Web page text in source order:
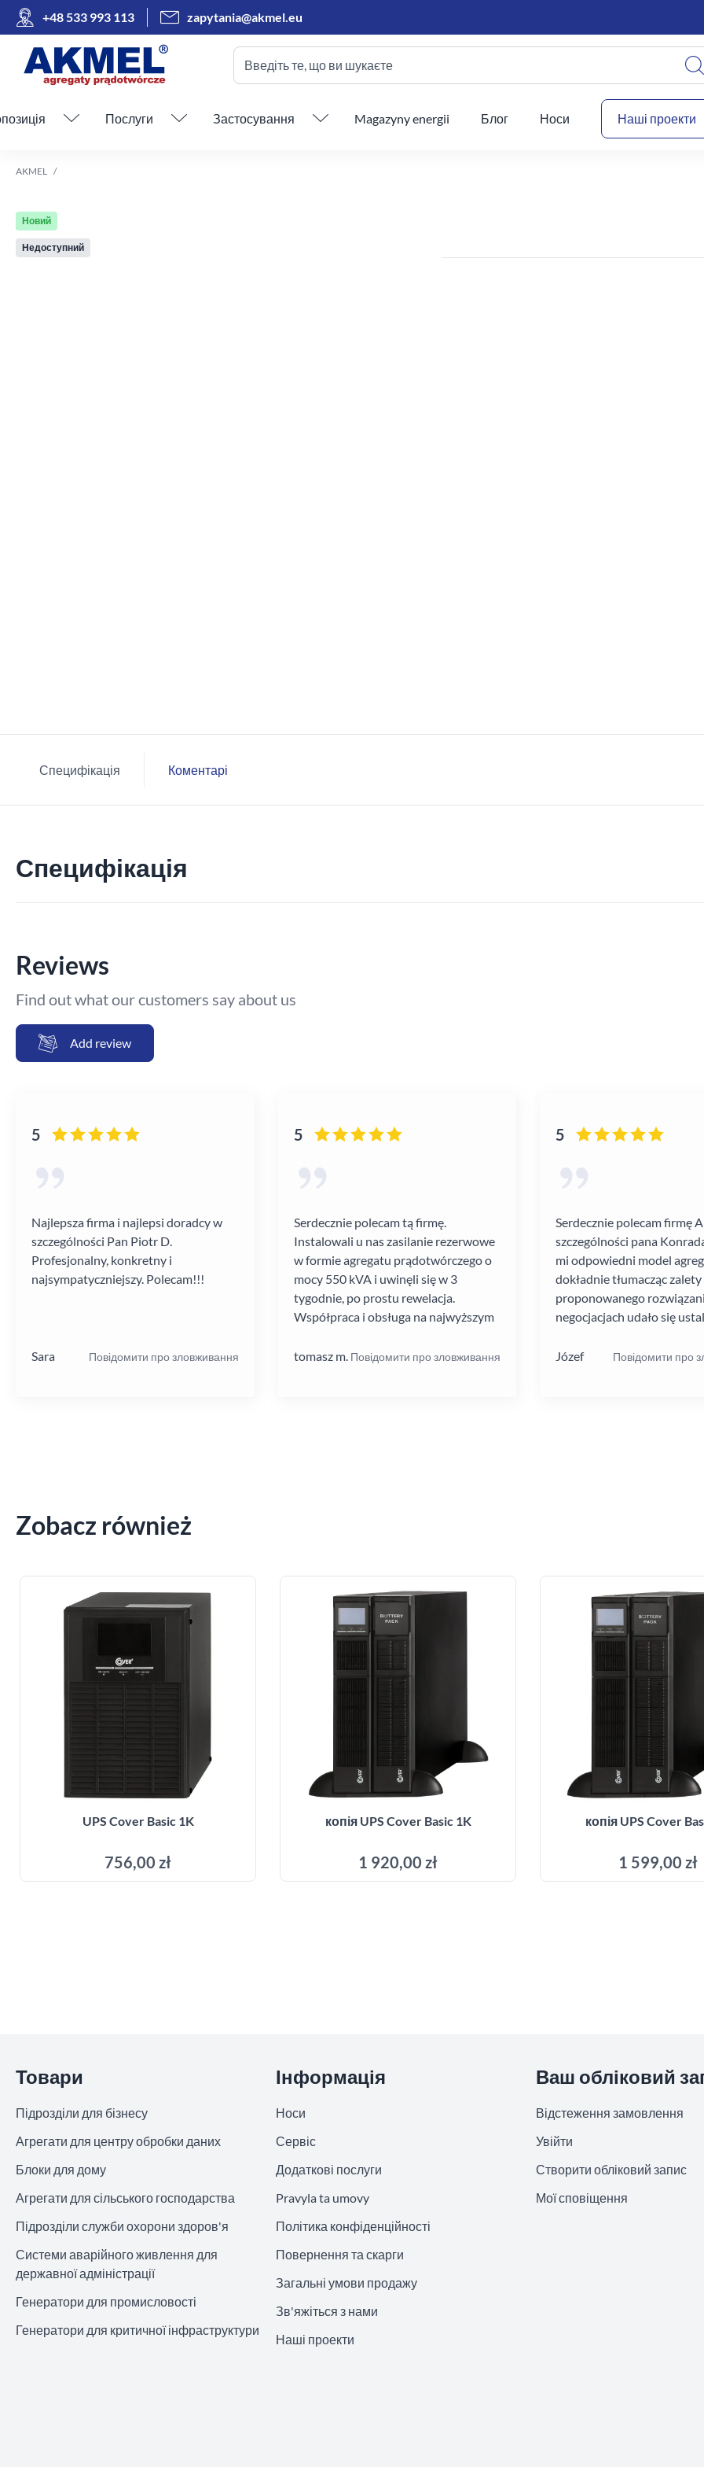
+48 533 993 113 zapytania@akmel.eu
Введіть те, що ви шукаєте
Пропустити меню
Послуги Застосування Magazyny energii Блог Носи Наші проекти
AKMEL
Новий
Недоступний
Специфікація Коментарі
Специфікація
Reviews
Find out what our customers say about us
Add review
5
Najlepsza firma i najlepsi doradcy w
szczególności Pan Piotr D.
Profesjonalny, konkretny i
najsympatyczniejszy. Polecam!!!
Sara Повідомити про зловживання
5
Serdecznie polecam tą firmę.
Instalowali u nas zasilanie rezerwowe
w formie agregatu prądotwórczego o
mocy 550 kVA i uwinęli się w 3
tygodnie, po prostu rewelacja.
Współpraca i obsługa na najwyższym
tomasz m. Повідомити про зловживання
5
Serdecznie polecam firmę
szczególności pana
mi odpowiedni model
dokładnie tłumacząc zalety
proponowanego
negocjacjach udało się
szybko i schludnie.
Józef Повідомити про
Zobacz również
UPS Cover Basic 1K
756,00 zł
копія UPS Cover Basic 1K
1 920,00 zł
копія UPS Cover
1 599,00 zł
Товари
Підрозділи для бізнесу
Агрегати для центру обробки даних
Блоки для дому
Агрегати для сільського господарства
Підрозділи служби охорони здоров'я
Системи аварійного живлення для
державної адміністрації
Генератори для промисловості
Генератори для критичної інфраструктури
Інформація
Носи
Сервіс
Додаткові послуги
Pravyla ta umovy
Політика конфіденційності
Повернення та скарги
Загальні умови продажу
Зв'яжіться з нами
Наші проекти
Ваш обліковий
Відстеження замовлення
Увійти
Створити обліковий запис
Мої сповіщення